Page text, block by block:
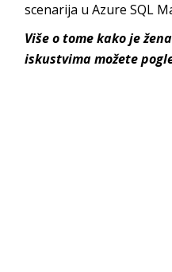
scenarija u Azure SQL
Više o tome kako je
iskustvima možete